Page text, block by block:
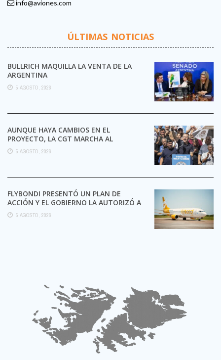
info@aviones.com
ÚLTIMAS NOTICIAS
BULLRICH MAQUILLA LA VENTA DE LA
ARGENTINA
5 AGOSTO, 2026
AUNQUE HAYA CAMBIOS EN EL
PROYECTO, LA CGT MARCHA AL
CONGRESO CONTRA LA LEY DE ...
5 AGOSTO, 2026
FLYBONDI PRESENTÓ UN PLAN DE
ACCIÓN Y EL GOBIERNO LA AUTORIZÓ A
SEGUIR OPERANDO
5 AGOSTO, 2026